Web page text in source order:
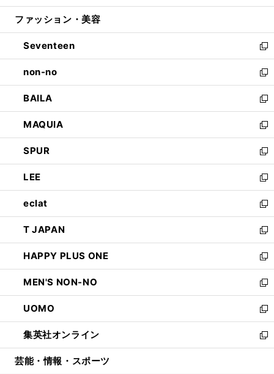
開
ウ
開
く
ン
ウ
で
開
く
ウ
ン
ド
ウ
で
開
く
ファッション・美容
Seventeen
新
し
い
ウ
ィ
ン
ド
ウ
で
開
く
non-no
新
し
い
ウ
ィ
ン
ド
ウ
で
開
く
BAILA
新
し
い
ウ
ィ
ン
ド
ウ
で
開
く
MAQUIA
新
し
い
ウ
ィ
ン
ド
ウ
で
開
く
SPUR
新
し
い
ウ
ィ
ン
ド
ウ
で
開
く
LEE
新
し
い
ウ
ィ
ン
ド
ウ
で
開
く
eclat
新
し
い
ウ
ィ
ン
ド
ウ
で
開
く
T JAPAN
新
し
い
ウ
ィ
ン
ド
ウ
で
開
HAPPY PLUS ONE
新
し
い
ウ
ィ
ン
ド
ウ
MEN'S NON-NO
新
し
い
ウ
ィ
ン
UOMO
新
し
い
ウ
集英社オンライン
新
し
芸能・情報・スポーツ